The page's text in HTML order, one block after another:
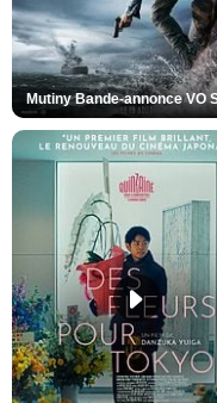
Mutiny Bande-annonce VO